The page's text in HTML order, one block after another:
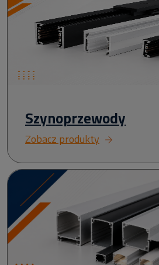
Szynoprzewody
Zobacz produkty